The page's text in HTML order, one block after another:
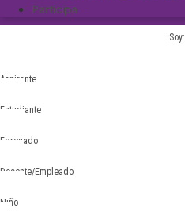
Participa
Soy:
Aspirante
Estudiante
Egresado
Docente/Empleado
Niño